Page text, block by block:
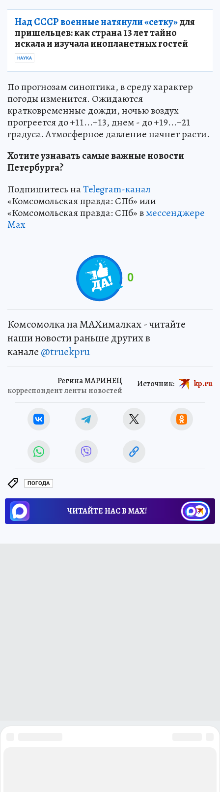
Над СССР военные натянули «сетку»для
пришельцев: как страна 13 лет тайно
искала и изучала инопланетных гостей
НАУКА
По прогнозам синоптика, в среду характер
погоды изменится. Ожидаются
кратковременные дожди, ночью воздух
прогреется до +11...+13, днем - до +19...+21
градуса. Атмосферное давление начнет расти.
Хотите узнавать самые важные новости
Петербурга?
Подпишитесь наTelegram-канал
«Комсомольская правда: СПб» или
«Комсомольская правда: СПб» вмессенджере
Max
0
Комсомолка на MAXималках - читайте
наши новости раньше других в
канале @truekpru
Регина МАРИНЕЦ
корреспондент ленты новостей
Источник: kp.ru
ПОГОДА
ЧИТАЙТЕ НАС В МАХ!